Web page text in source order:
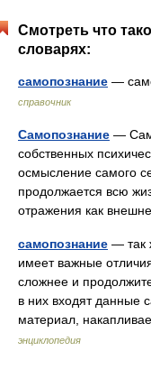
Смотреть что
словарях:
самопознание —
справочник
Самопознание —
собственных
осмысление самого
продолжается всю
отражения как
самопознание — так
имеет важные
сложнее и
в них входят данные
материал,
энциклопедия